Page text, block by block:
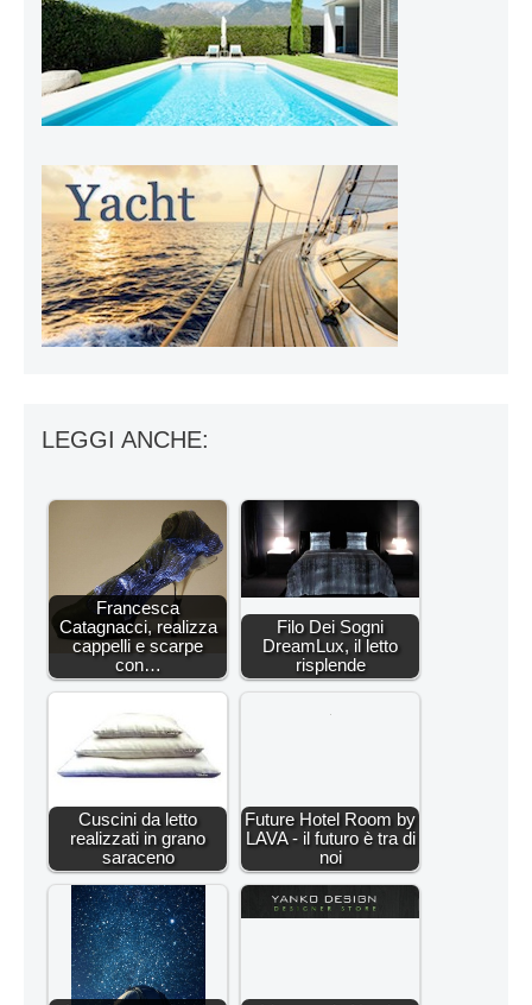
LEGGI ANCHE:
Francesca
Catagnacci, realizza
cappelli e scarpe
con…
Filo Dei Sogni
DreamLux, il letto
risplende
Cuscini da letto
realizzati in grano
saraceno
Future Hotel Room by
LAVA - il futuro è tra di
noi